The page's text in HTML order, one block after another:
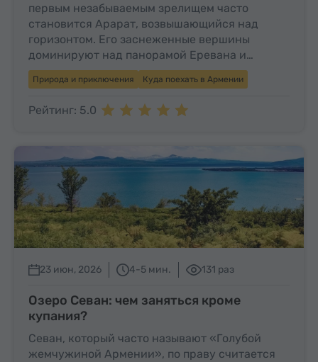
первым незабываемым зрелищем часто
становится Арарат, возвышающийся над
горизонтом. Его заснеженные вершины
доминируют над панорамой Еревана и…
Природа и приключения Куда поехать в Армении
Рейтинг: 5.0
23 июн, 2026 4-5 мин. 131 раз
Озеро Севан: чем заняться кроме
купания?
Севан, который часто называют «Голубой
жемчужиной Армении», по праву считается